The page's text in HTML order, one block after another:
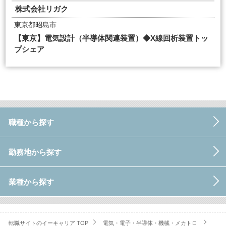
株式会社リガク
東京都昭島市
【東京】電気設計（半導体関連装置）◆X線回析装置トッ
プシェア
職種から探す
勤務地から探す
業種から探す
転職サイトのイーキャリア TOP 電気・電子・半導体・機械・メカトロ